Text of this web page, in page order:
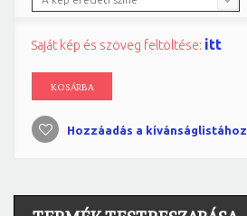
Saját kép és szöveg feltöltése: itt
KOSÁRBA
Hozzáadás a kívánságlistához